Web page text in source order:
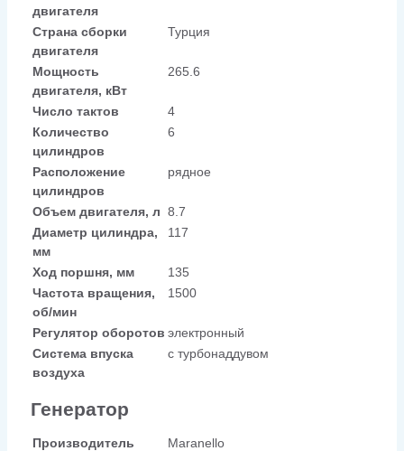
двигателя
Страна сборки
двигателя
Турция
Мощность
двигателя, кВт
265.6
Число тактов
4
Количество
цилиндров
6
Расположение
цилиндров
рядное
Объем двигателя, л 8.7
Диаметр цилиндра,
мм
117
Ход поршня, мм
135
Частота вращения,
об/мин
1500
Регулятор оборотов электронный
Система впуска
воздуха
с турбонаддувом
Генератор
Производитель
Maranello